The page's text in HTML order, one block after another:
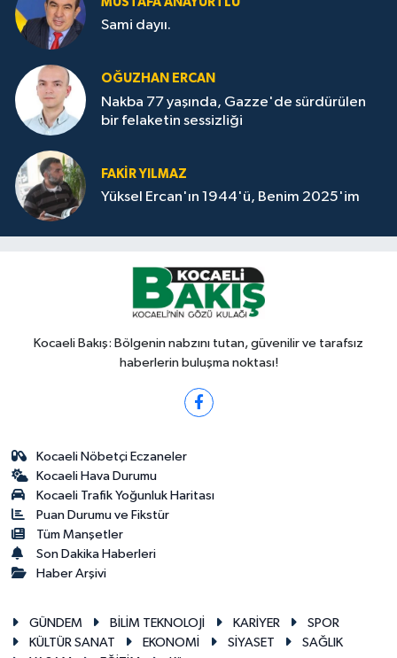
Sami dayıı.
OĞUZHAN ERCAN
Nakba 77 yaşında, Gazze'de sürdürülen
bir felaketin sessizliği
FAKİR YILMAZ
Yüksel Ercan'ın 1944'ü, Benim 2025'im
Kocaeli Bakış: Bölgenin nabzını tutan, güvenilir ve tarafsız
haberlerin buluşma noktası!
Kocaeli Nöbetçi Eczaneler
Kocaeli Hava Durumu
Kocaeli Trafik Yoğunluk Haritası
Puan Durumu ve Fikstür
Tüm Manşetler
Son Dakika Haberleri
Haber Arşivi
GÜNDEM BİLİM TEKNOLOJİ KARİYER
SPOR
KÜLTÜR SANAT
EKONOMİ SİYASET
SAĞLIK